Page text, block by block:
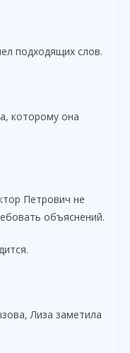
подходящих слов.
которому она
Петрович не
объяснений.
Лиза заметила